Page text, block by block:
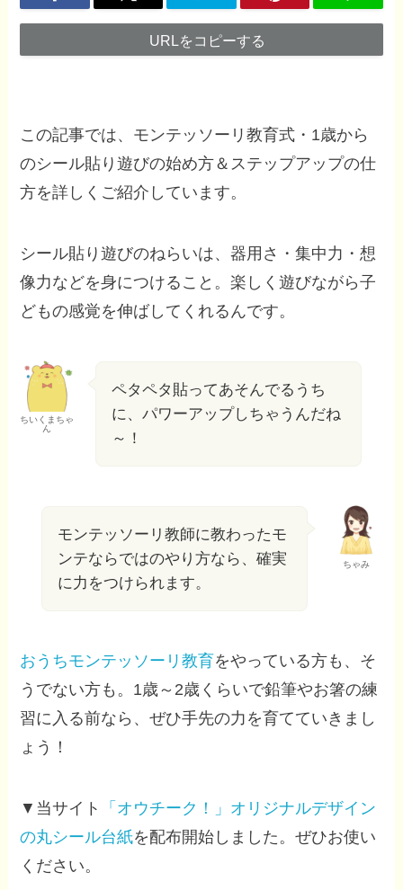
URLをコピーする
この記事では、モンテッソーリ教育式・1歳から
のシール貼り遊びの始め方＆ステップアップの仕
方を詳しくご紹介しています。
シール貼り遊びのねらいは、器用さ・集中力・想
像力などを身につけること。楽しく遊びながら子
どもの感覚を伸ばしてくれるんです。
ちいくまちゃ
ん
ペタペタ貼ってあそんでるうち
に、パワーアップしちゃうんだね
～！
ちゃみ
モンテッソーリ教師に教わったモ
ンテならではのやり方なら、確実
に力をつけられます。
おうちモンテッソーリ教育をやっている方も、そ
うでない方も。1歳～2歳くらいで鉛筆やお箸の練
習に入る前なら、ぜひ手先の力を育てていきまし
ょう！
▼当サイト
「オウチーク！」オリジナルデザイン
の丸シール台紙を配布開始しました。ぜひお使い
ください。